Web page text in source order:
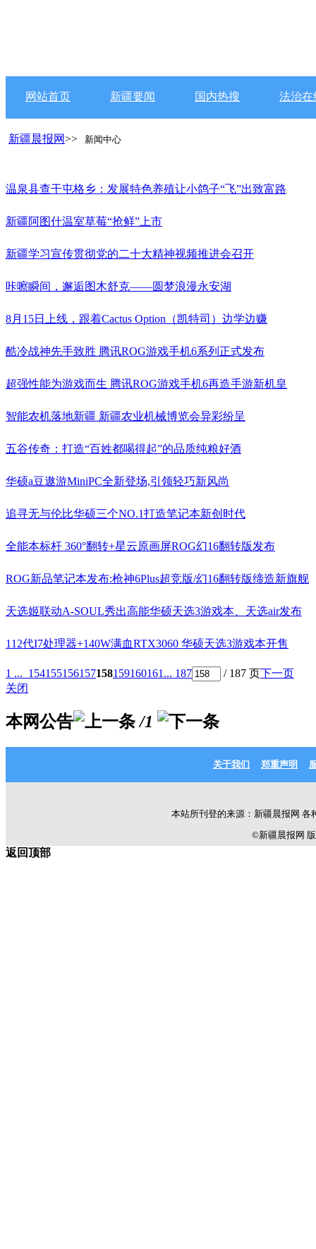
网站首页 新疆要闻 国内热搜 法治在
新疆晨报网>> 新闻中心
温泉县查干屯格乡：发展特色养殖让小鸽子“飞”出致富路
新疆阿图什温室草莓“抢鲜”上市
新疆学习宣传贯彻党的二十大精神视频推进会召开
咔嚓瞬间，邂逅图木舒克——圆梦浪漫永安湖
8月15日上线，跟着Cactus Option（凯特司）边学边赚
酷冷战神先手致胜 腾讯ROG游戏手机6系列正式发布
超强性能为游戏而生 腾讯ROG游戏手机6再造手游新机皇
智能农机落地新疆 新疆农业机械博览会异彩纷呈
五谷传奇：打造“百姓都喝得起”的品质纯粮好酒
华硕a豆遨游MiniPC全新登场,引领轻巧新风尚
追寻无与伦比华硕三个NO.1打造笔记本新创时代
全能本标杆 360°翻转+星云原画屏ROG幻16翻转版发布
ROG新品笔记本发布:枪神6Plus超竞版/幻16翻转版缔造新旗舰
天选姬联动A-SOUL秀出高能华硕天选3游戏本、天选air发布
112代I7处理器+140W满血RTX3060 华硕天选3游戏本开售
1 ... 154155156157158159160161 ... 187 / 187 页下一页
关闭
本网公告 /1
关于我们 郑重声明
本站所刊登的来源：新疆晨报网
©新疆晨报网 版
返回顶部